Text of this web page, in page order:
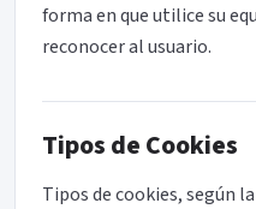
forma en que utilice su
reconocer al usuario.
Tipos de Cookies
Tipos de cookies, según